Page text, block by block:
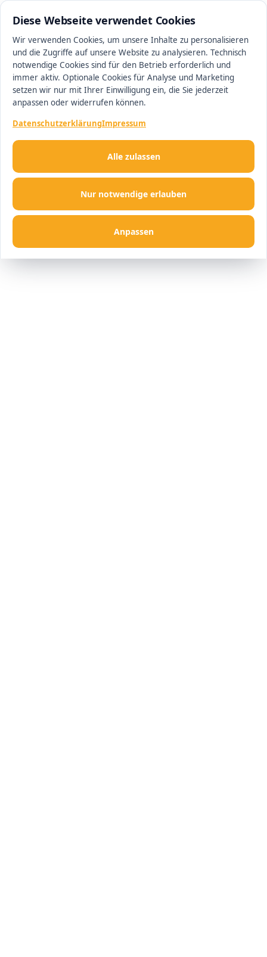
Diese Webseite verwendet Cookies
Wir verwenden Cookies, um unsere Inhalte zu personalisieren
und die Zugriffe auf unsere Website zu analysieren. Technisch
notwendige Cookies sind für den Betrieb erforderlich und
immer aktiv. Optionale Cookies für Analyse und Marketing
setzen wir nur mit Ihrer Einwilligung ein, die Sie jederzeit
anpassen oder widerrufen können.
DatenschutzerklärungImpressum
Nur notwendige erlauben
Anpassen
Alle zulassen